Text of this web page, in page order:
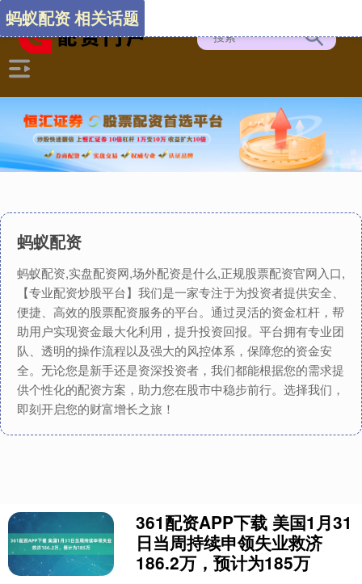
蚂蚁配资
蚂蚁配资,实盘配资网,场外配资是什么,正规股票配资官网入口,
【专业配资炒股平台】我们是一家专注于为投资者提供安全、
便捷、高效的股票配资服务的平台。通过灵活的资金杠杆，帮
助用户实现资金最大化利用，提升投资回报。平台拥有专业团
队、透明的操作流程以及强大的风控体系，保障您的资金安
全。无论您是新手还是资深投资者，我们都能根据您的需求提
供个性化的配资方案，助力您在股市中稳步前行。选择我们，
即刻开启您的财富增长之旅！
蚂蚁配资 相关话题
361配资APP下载 美国1月31
日当周持续申领失业救济
186.2万，预计为185万